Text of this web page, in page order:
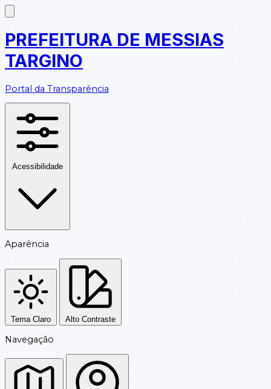
PREFEITURA DE MESSIAS
TARGINO
Portal da Transparência
Acessibilidade
Aparência
Tema Claro Alto Contraste
Navegação